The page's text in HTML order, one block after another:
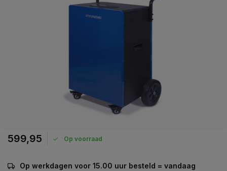
599,95 Op voorraad
Op werkdagen voor 15.00 uur besteld = vandaag